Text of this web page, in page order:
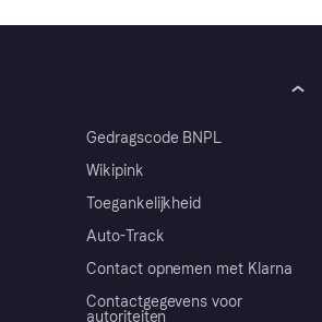
Gedragscode BNPL
Wikipink
Toegankelijkheid
Auto-Track
Contact opnemen met Klarna
Contactgegevens voor
autoriteiten